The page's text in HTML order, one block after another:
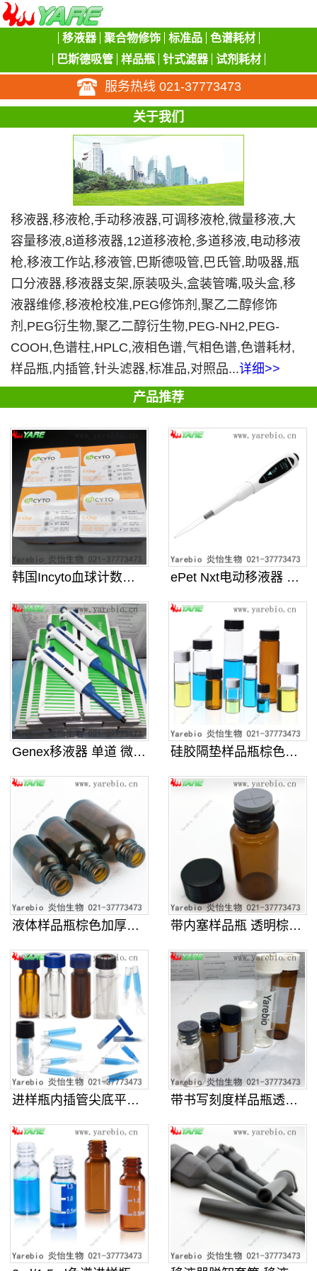
移液器 聚合物修饰 标准品
色谱耗材
巴斯德吸管
样品瓶 针式滤器 试剂耗材
服务热线 021-37773473
关于我们
移液器,移液枪,手动移液器,可调移液枪,微量移液,大
容量移液,8道移液器,12道移液枪,多道移液,电动移液
枪,移液工作站,移液管,巴斯德吸管,巴氏管,助吸器,瓶
口分液器,移液器支架,原装吸头,盒装管嘴,吸头盒,移
液器维修,移液枪校准,PEG修饰剂,聚乙二醇修饰
剂,PEG衍生物,聚乙二醇衍生物,PEG-NH2,PEG-
COOH,色谱柱,HPLC,液相色谱,气相色谱,色谱耗材,
样品瓶,内插管,针头滤器,标准品,对照品...详细>>
产品推荐
韩国Incyto血球计数板 C-C ePet Nxt电动移液器 连续可
Genex移液器 单道 微量程可调 硅胶隔垫样品瓶棕色透明螺口玻璃化学
液体样品瓶棕色加厚螺口玻璃化学试剂 带内塞样品瓶 透明棕色螺口玻璃化学
进样瓶内插管尖底平底带支架样品管液 带书写刻度样品瓶透明棕色螺口玻璃化